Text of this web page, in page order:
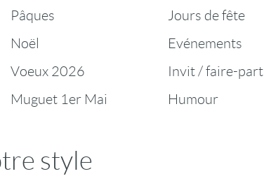
Pâques
Noël
Voeux 2026
Muguet 1er Mai
Jours de fête
Evénements
Invit / faire-part
Humour
style